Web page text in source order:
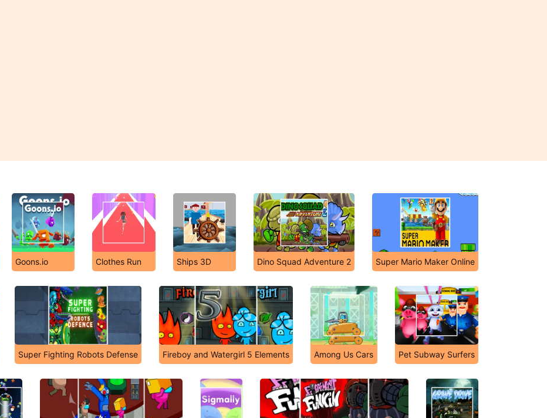
Goons.io Clothes Run Ships 3D Dino Squad Adventure 2 Super Mario Maker Online
Super Fighting Robots Defense Fireboy and Watergirl 5 Elements Among Us Cars Pet Subway Surfers